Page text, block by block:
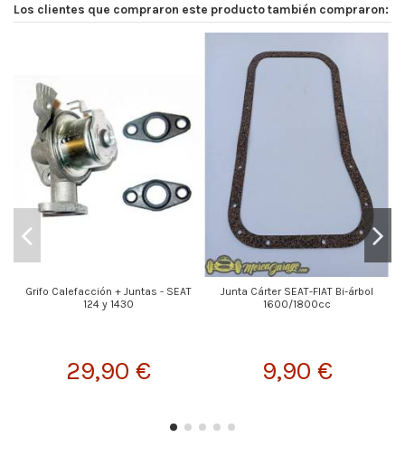
Los clientes que compraron este producto también compraron:
Grifo Calefacción + Juntas - SEAT
124 y 1430
29,90 €
Junta Cárter SEAT-FIAT Bi-árbol
1600/1800cc
9,90 €